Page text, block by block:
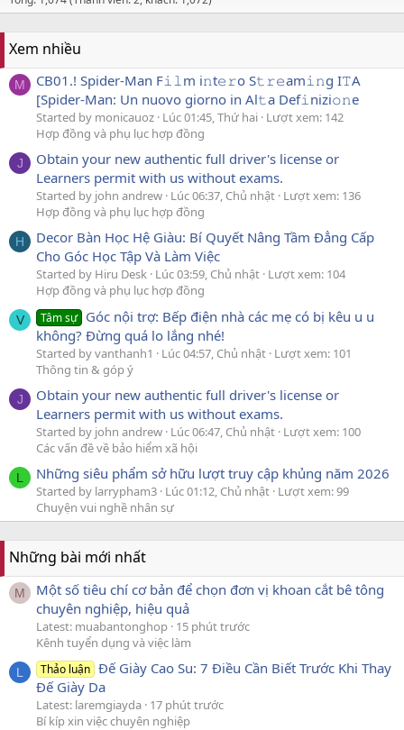
Xem nhiều
M
CB01.! Spider-Man F𝚒𝚕m i𝚗t𝚎𝚛o S𝚝𝚛𝚎am𝚒𝚗g I𝚃A
[Spider-Man: Un nuovo giorno in Al𝚝a Def𝚒nizi𝚘𝚗e
Started by monicauoz Lúc 01:45, Thứ hai Lượt xem: 142
Hợp đồng và phụ lục hợp đồng
J
Obtain your new authentic full driver's license or
Learners permit with us without exams.
Started by john andrew Lúc 06:37, Chủ nhật Lượt xem: 136
Hợp đồng và phụ lục hợp đồng
H
Decor Bàn Học Hệ Giàu: Bí Quyết Nâng Tầm Đẳng Cấp
Cho Góc Học Tập Và Làm Việc
Started by Hiru Desk Lúc 03:59, Chủ nhật Lượt xem: 104
Hợp đồng và phụ lục hợp đồng
V Tâm sự Góc nội trợ: Bếp điện nhà các mẹ có bị kêu u u
không? Đừng quá lo lắng nhé!
Started by vanthanh1 Lúc 04:57, Chủ nhật Lượt xem: 101
Thông tin & góp ý
J
Obtain your new authentic full driver's license or
Learners permit with us without exams.
Started by john andrew Lúc 06:47, Chủ nhật Lượt xem: 100
Các vấn đề về bảo hiểm xã hội
L Những siêu phẩm sở hữu lượt truy cập khủng năm 2026
Started by larrypham3 Lúc 01:12, Chủ nhật Lượt xem: 99
Chuyện vui nghề nhân sự
Những bài mới nhất
M
Một số tiêu chí cơ bản để chọn đơn vị khoan cắt bê tông
chuyên nghiệp, hiệu quả
Latest: muabantonghop 15 phút trước
Kênh tuyển dụng và việc làm
L Thảo luận Đế Giày Cao Su: 7 Điều Cần Biết Trước Khi Thay
Đế Giày Da
Latest: laremgiayda 17 phút trước
Bí kíp xin việc chuyên nghiệp